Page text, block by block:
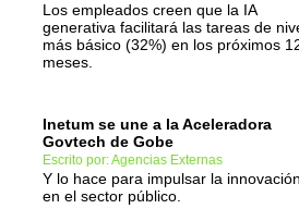
Los empleados creen que la IA
generativa facilitará las tareas de
más básico (32%) en los próximos
meses.
Inetum se une a la Aceleradora
Govtech de Gobe
Escrito por: Agencias Externas
Y lo hace para impulsar la
en el sector público.